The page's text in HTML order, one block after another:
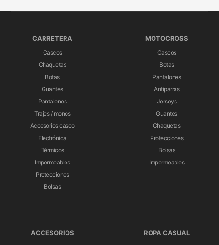
CARRETERA
Cascos
Chaquetas
Botas
Guantes
Pantalones
Trajes / monos
Accesorios casco
Electrónica
Térmicos
Impermeables
Protecciones
Bolsas
MOTOCROSS
Cascos
Botas
Pantalones
Antiparras
Jerseys
Guantes
Chaquetas
Protecciones
Bolsas
Impermeables
ACCESORIOS ROPA CASUAL